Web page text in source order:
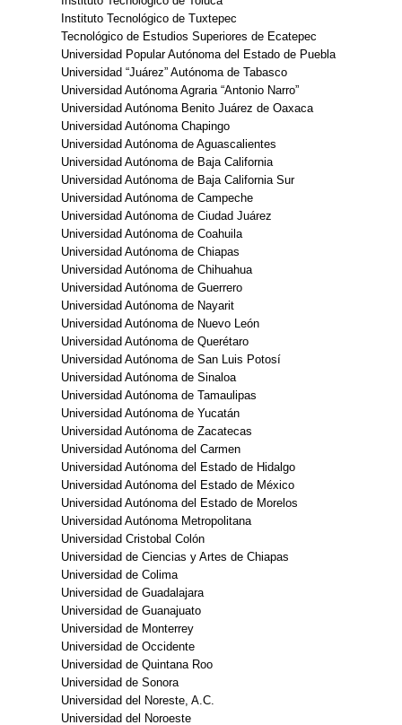
Instituto Tecnológico de Tuxtepec
Tecnológico de Estudios Superiores de Ecatepec
Universidad Popular Autónoma del Estado de Puebla
Universidad “Juárez” Autónoma de Tabasco
Universidad Autónoma Agraria “Antonio Narro”
Universidad Autónoma Benito Juárez de Oaxaca
Universidad Autónoma Chapingo
Universidad Autónoma de Aguascalientes
Universidad Autónoma de Baja California
Universidad Autónoma de Baja California Sur
Universidad Autónoma de Campeche
Universidad Autónoma de Ciudad Juárez
Universidad Autónoma de Coahuila
Universidad Autónoma de Chiapas
Universidad Autónoma de Chihuahua
Universidad Autónoma de Guerrero
Universidad Autónoma de Nayarit
Universidad Autónoma de Nuevo León
Universidad Autónoma de Querétaro
Universidad Autónoma de San Luis Potosí
Universidad Autónoma de Sinaloa
Universidad Autónoma de Tamaulipas
Universidad Autónoma de Yucatán
Universidad Autónoma de Zacatecas
Universidad Autónoma del Carmen
Universidad Autónoma del Estado de Hidalgo
Universidad Autónoma del Estado de México
Universidad Autónoma del Estado de Morelos
Universidad Autónoma Metropolitana
Universidad Cristobal Colón
Universidad de Ciencias y Artes de Chiapas
Universidad de Colima
Universidad de Guadalajara
Universidad de Guanajuato
Universidad de Monterrey
Universidad de Occidente
Universidad de Quintana Roo
Universidad de Sonora
Universidad del Noreste, A.C.
Universidad del Noroeste